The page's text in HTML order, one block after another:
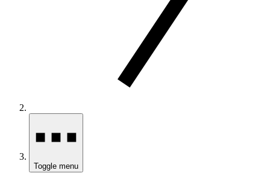
Toggle menu